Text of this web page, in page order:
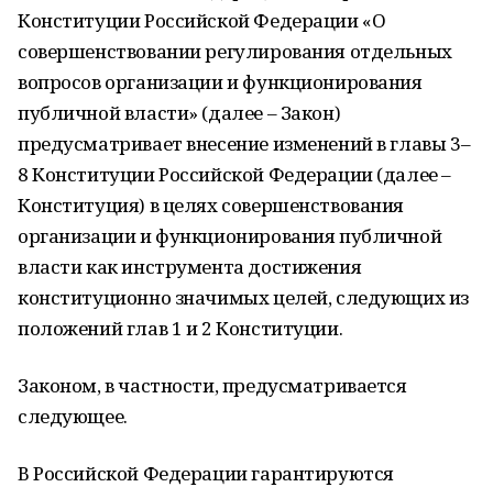
Конституции Российской Федерации «О
совершенствовании регулирования отдельных
вопросов организации и функционирования
публичной власти» (далее – Закон)
предусматривает внесение изменений в главы 3–
8 Конституции Российской Федерации (далее –
Конституция) в целях совершенствования
организации и функционирования публичной
власти как инструмента достижения
конституционно значимых целей, следующих из
положений глав 1 и 2 Конституции.
Законом, в частности, предусматривается
следующее.
В Российской Федерации гарантируются